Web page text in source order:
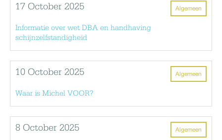
Algemeen
17 October 2025
Informatie over wet DBA en handhaving
schijnzelfstandigheid
Algemeen
10 October 2025
Waar is Michel VOOR?
Algemeen
8 October 2025